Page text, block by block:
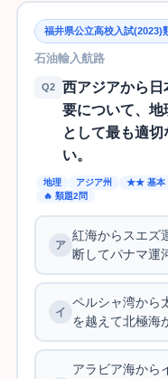
福井県公立高校入試(2023)
石油輸入航路
Q2
西アジアから
要について、
として最も適
い。
地理 アジア州 ★★ 基本
🔥 類題2問
紅海からスエズ
断してパナマ運
ペルシャ湾から
を越えて北極海
アラビア海から